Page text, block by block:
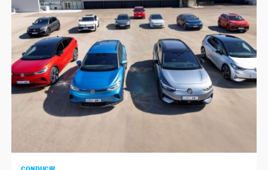
NEWSLETTER
SÍGUENOS